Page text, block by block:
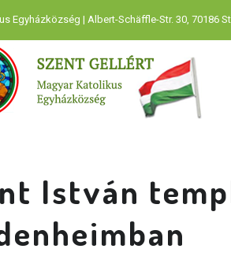
Egyházközség | Albert-Schäffle-Str. 30, 70186
István